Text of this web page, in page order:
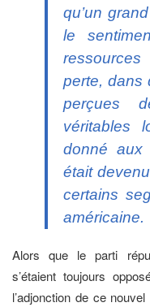
qu’un
le
perte, dans
perçues
véritables
donné aux
était
certains
américaine.
Alors que le parti
s’étaient toujours
l’adjonction de ce